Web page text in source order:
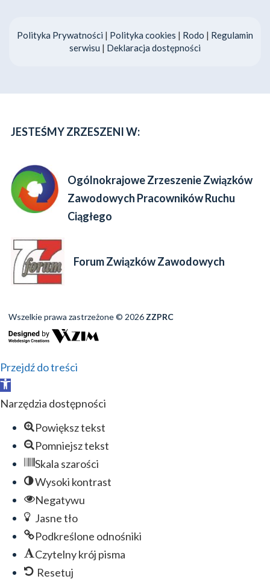
Polityka Prywatności | Polityka cookies | Rodo | Regulamin
serwisu | Deklaracja dostępności
JESTEŚMY ZRZESZENI W:
Ogólnokrajowe Zrzeszenie Związków
Zawodowych Pracowników Ruchu
Ciągłego
Forum Związków Zawodowych
Wszelkie prawa zastrzeżone © 2026 ZZPRC
Przejdź do treści
Otwórz
pasek
narzędzi
Narzędzia dostępności
Powiększ tekst
Pomniejsz tekst
Skala szarości
Wysoki kontrast
Negatywu
Jasne tło
Podkreślone odnośniki
Czytelny krój pisma
Resetuj